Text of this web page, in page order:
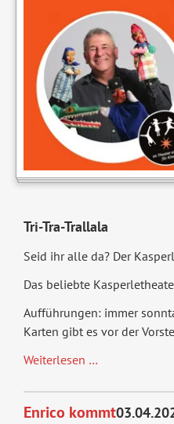
Tri-Tra-Trallala
Seid ihr alle da? Der
Das beliebte
Aufführungen: immer
Karten gibt es vor der
Weiterlesen …Tri-
Trallala
Enrico kommt